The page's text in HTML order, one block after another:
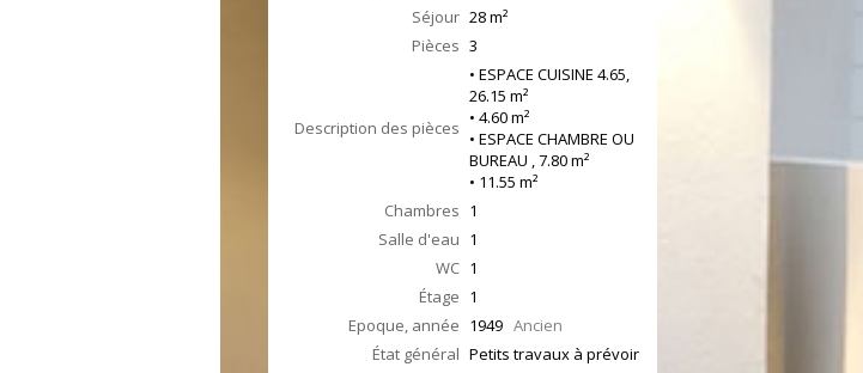
Séjour 28m²
Pièces 3
Description des pièces
• ESPACE CUISINE 4.65,
26.15 m²
• 4.60 m²
• ESPACE CHAMBRE OU
BUREAU , 7.80 m²
• 11.55 m²
Chambres 1
Salle d'eau 1
WC 1
Étage 1
Epoque, année 1949 Ancien
État général Petits travaux à prévoir